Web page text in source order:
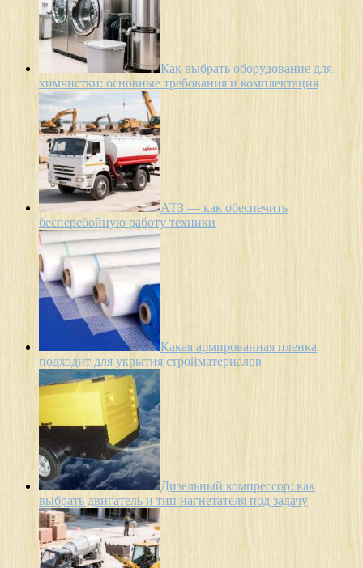
Как выбрать оборудование для
химчистки: основные требования и комплектация
АТЗ — как обеспечить
бесперебойную работу техники
Какая армированная пленка
подходит для укрытия стройматериалов
Дизельный компрессор: как
выбрать двигатель и тип нагнетателя под задачу